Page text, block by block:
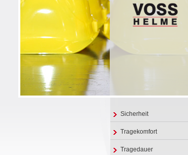
Sicherheit
Tragekomfort
Tragedauer